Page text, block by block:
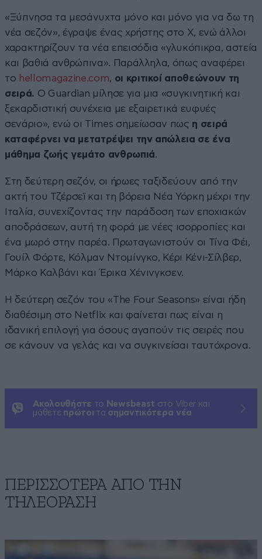
«Ξύπνησα τα μεσάνυχτα μόνο και μόνο για να δω τη
νέα σεζόν», έγραψε ένας χρήστης στο X, ενώ άλλοι
χαρακτηρίζουν τα νέα επεισόδια «γλυκόπικρα, αστεία
και βαθιά ανθρώπινα». Παράλληλα, όπως αναφέρει
το hellomagazine.com, οι κριτικοί αποθεώνουν τη
σειρά. Ο Guardian μίλησε για μια «συγκινητική και
ξεκαρδιστική συνέχεια με εξαιρετικά ευφυές
σενάριο», ενώ οι Times σημείωσαν πως η σειρά
καταφέρνει να μετατρέψει την απώλεια σε ένα
μάθημα ζωής γεμάτο ανθρωπιά.
Στη δεύτερη σεζόν, οι ήρωες ταξιδεύουν από την
ακτή του Τζέρσεϊ και τη βόρεια Νέα Υόρκη μέχρι την
Ιταλία, συνεχίζοντας την παράδοση των εποχιακών
αποδράσεων, αυτή τη φορά με νέες ισορροπίες και
ένα μωρό στην παρέα. Πρωταγωνιστούν οι Τίνα Φέι,
Γουίλ Φόρτε, Κόλμαν Ντομίνγκο, Κέρι Κένι-Σίλβερ,
Μάρκο Καλβάνι και Έρικα Χένινγκσεν.
Η δεύτερη σεζόν του «The Four Seasons» είναι ήδη
διαθέσιμη στο Netflix και φαίνεται πως είναι η
ιδανική επιλογή για όσους αγαπούν τις σειρές που
σε κάνουν να γελάς και να συγκινείσαι ταυτόχρονα.
Ακολουθήστε το Newsbeast στο Viber και
μάθετε πρώτοι τα σημαντικότερα νέα
ΠΕΡΙΣΣΟΤΕΡΑ ΑΠΟ ΤΗΝ
ΤΗΛΕΟΡΑΣΗ